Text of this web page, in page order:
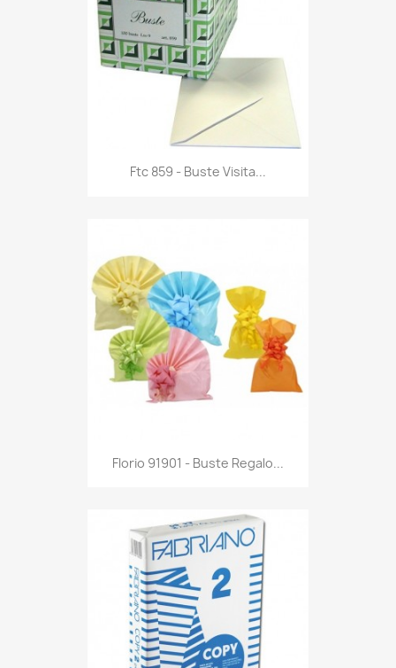
Anteprima
Ftc 859 - Buste Visita...
Anteprima
Florio 91901 - Buste Regalo...